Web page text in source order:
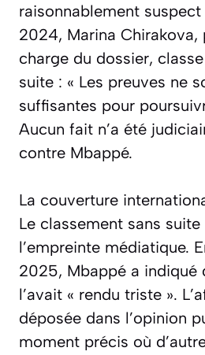
raisonnablement
2024, Marina Chirakova,
charge du dossier,
suite : « Les preuves ne
suffisantes pour
Aucun fait n’a été
contre Mbappé.
La couverture
Le classement sans suite
l’empreinte médiatique.
2025, Mbappé a indiqué
l’avait « rendu triste ».
déposée dans l’opinion
moment précis où